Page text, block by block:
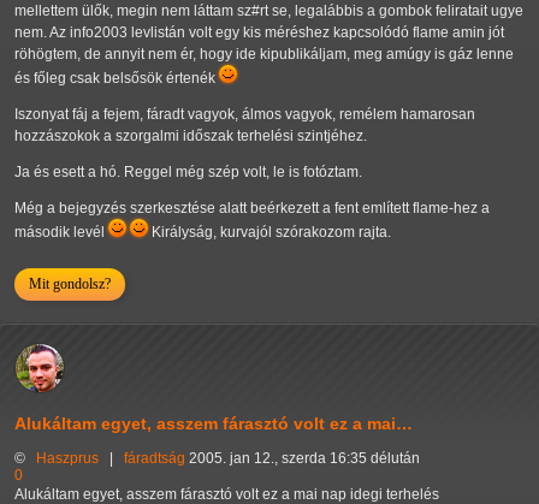
mellettem ülők, megin nem láttam sz#rt se, legalábbis a gombok feliratait ugye
nem. Az info2003 levlistán volt egy kis méréshez kapcsolódó flame amin jót
röhögtem, de annyit nem ér, hogy ide kipublikáljam, meg amúgy is gáz lenne
és főleg csak belsősök értenék
Iszonyat fáj a fejem, fáradt vagyok, álmos vagyok, remélem hamarosan
hozzászokok a szorgalmi időszak terhelési szintjéhez.
Ja és esett a hó. Reggel még szép volt, le is fotóztam.
Még a bejegyzés szerkesztése alatt beérkezett a fent említett flame-hez a
második levél
Királyság, kurvajól szórakozom rajta.
Mit gondolsz?
Alukáltam egyet, asszem fárasztó volt ez a mai…
© Haszprus | fáradtság 2005. jan 12., szerda 16:35 délután
0
Alukáltam egyet, asszem fárasztó volt ez a mai nap idegi terhelés